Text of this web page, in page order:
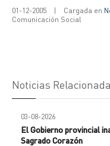
01-12-2005 | Cargada en
Comunicación Social
Noticias
03-08-2026
El Gobierno provincial
Sagrado Corazón